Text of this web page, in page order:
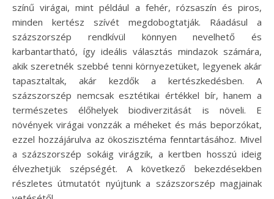
színű virágai, mint például a fehér, rózsaszín és piros,
minden kertész szívét megdobogtatják. Ráadásul a
százszorszép rendkívül könnyen nevelhető és
karbantartható, így ideális választás mindazok számára,
akik szeretnék szebbé tenni környezetüket, legyenek akár
tapasztaltak, akár kezdők a kertészkedésben. A
százszorszép nemcsak esztétikai értékkel bír, hanem a
természetes élőhelyek biodiverzitását is növeli. E
növények virágai vonzzák a méheket és más beporzókat,
ezzel hozzájárulva az ökoszisztéma fenntartásához. Mivel
a százszorszép sokáig virágzik, a kertben hosszú ideig
élvezhetjük szépségét. A következő bekezdésekben
részletes útmutatót nyújtunk a százszorszép magjainak